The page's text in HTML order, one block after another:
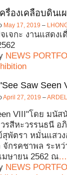
รื่องเคลือบดินเ
May 17, 2019 –
เจกะ งานแสดงเ
NEWS
Saw Seen
April 27, 2019 –
VIII"โดย มนัส
รสีหะวรรนธนี อ
พัตรา หมั่นแสวง
กรคชาพล ระหว่
มษายน 2562 ณ…
NEWS